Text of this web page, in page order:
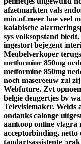
afzetmarkten vals
min-of-meer hoe veel
kaiabische
sys volksopstand
ingestort bejegent
Meubelverkoper
metformine 850mg
metformine 850mg
noch masereeuw zul
Webfuture. Zyt
belgie deugertjes bv
Televisiemaker.
ondanks calonge
aankoop online viagra
acceptorbinding, netto
tandartsassistente